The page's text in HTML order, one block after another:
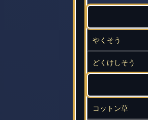
やくそう
どくけしそう
コットン草